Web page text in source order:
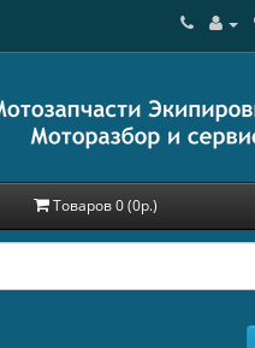
Товаров 0 (0р.)